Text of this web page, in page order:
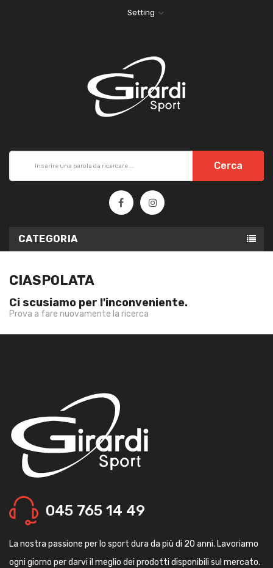
Setting
Cerca
CATEGORIA
CIASPOLATA
Ci scusiamo per l'inconveniente.
Prova a fare nuovamente la ricerca
045 765 14 49
La nostra passione per lo sport dura da più di 20 anni. Lavoriamo
ogni giorno per darvi il meglio dei prodotti disponibili sul mercato.